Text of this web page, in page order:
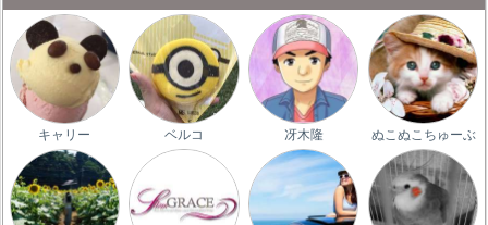
キャリー ベルコ 冴木隆 ぬこぬこちゅーぶ